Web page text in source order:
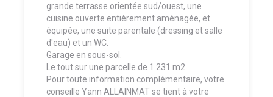
grande terrasse orientée sud/ouest, une
cuisine ouverte entièrement aménagée, et
équipée, une suite parentale (dressing et salle
d'eau) et un WC.
Garage en sous-sol.
Le tout sur une parcelle de 1 231 m2.
Pour toute information complémentaire, votre
conseille Yann ALLAINMAT se tient à votre